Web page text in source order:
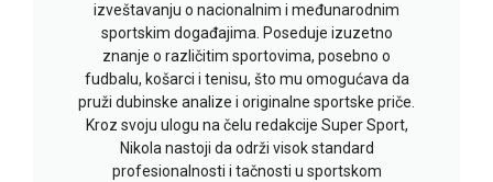
izveštavanju o nacionalnim i međunarodnim
sportskim događajima. Poseduje izuzetno
znanje o različitim sportovima, posebno o
fudbalu, košarci i tenisu, što mu omogućava da
pruži dubinske analize i originalne sportske priče.
Kroz svoju ulogu na čelu redakcije Super Sport,
Nikola nastoji da održi visok standard
profesionalnosti i tačnosti u sportskom